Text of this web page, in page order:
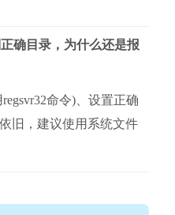
确目录，为什么还是报
命令)、设置正确
旧，建议使用系统文件